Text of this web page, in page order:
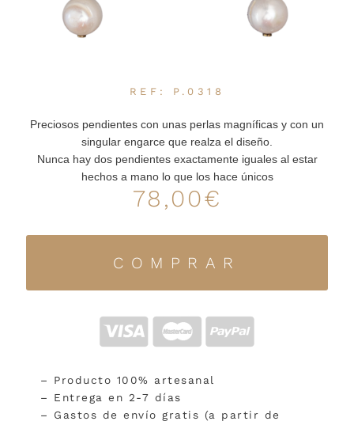
REF: P.0318
Preciosos pendientes con unas perlas magníficas y con un
singular engarce que realza el diseño.
Nunca hay dos pendientes exactamente iguales al estar
hechos a mano lo que los hace únicos
78,00€
COMPRAR
– Producto 100% artesanal
– Entrega en 2-7 días
– Gastos de envío gratis (a partir de